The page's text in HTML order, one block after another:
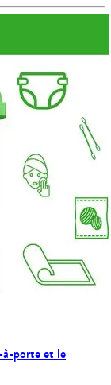
porte et le